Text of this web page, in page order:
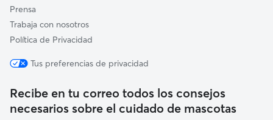
Prensa
Trabaja con nosotros
Política de Privacidad
Tus preferencias de privacidad
Recibe en tu correo todos los consejos
necesarios sobre el cuidado de mascotas